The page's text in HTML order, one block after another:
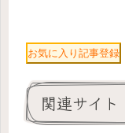
お気に入り記事登録
関連サイト